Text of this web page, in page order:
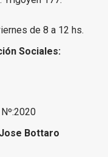
de 8 a 12 hs.
Sociales:
Bottaro